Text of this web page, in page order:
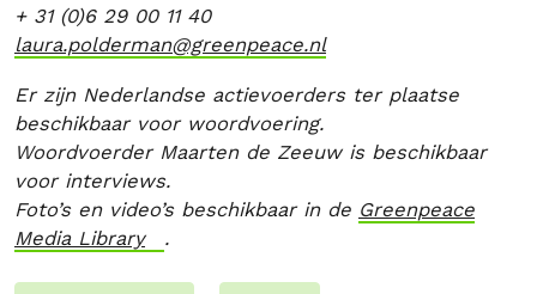
+ 31 (0)6 29 00 11 40
laura.polderman@greenpeace.nl
Er zijn Nederlandse actievoerders ter plaatse
beschikbaar voor woordvoering.
Woordvoerder Maarten de Zeeuw is beschikbaar
voor interviews.
Foto’s en video’s beschikbaar in de Greenpeace
Media Library
.